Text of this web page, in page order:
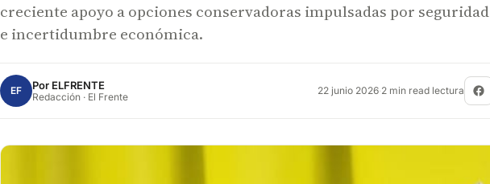
creciente apoyo a opciones conservadoras impulsadas por seguridad
e incertidumbre económica.
EF Por ELFRENTE
Redacción · El Frente 22 junio 2026·2 min read lectura